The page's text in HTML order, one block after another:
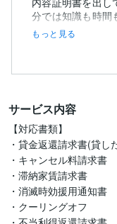
分では知識も時間
もっと見る
サービス内容
【対応書類】
・貸金返還請求書(貸
・キャンセル料請求書
・滞納家賃請求書
・消滅時効援用通知書
・クーリングオフ